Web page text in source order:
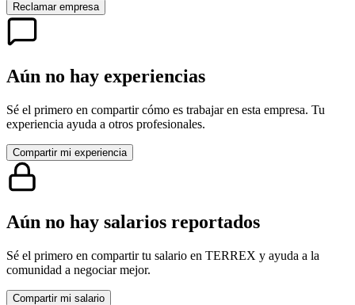
Reclamar empresa
Aún no hay experiencias
Sé el primero en compartir cómo es trabajar en esta empresa. Tu
experiencia ayuda a otros profesionales.
Compartir mi experiencia
Aún no hay salarios reportados
Sé el primero en compartir tu salario en TERREX y ayuda a la
comunidad a negociar mejor.
Compartir mi salario